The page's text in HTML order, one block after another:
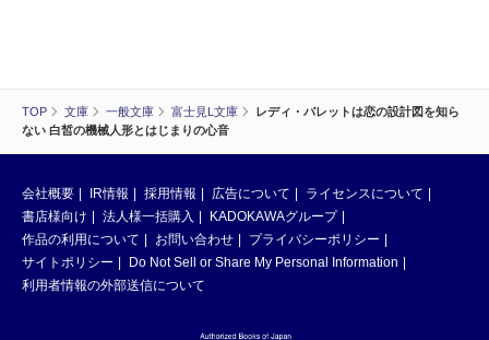
TOP 文庫 一般文庫 富士見L文庫
レディ・バレットは恋の設計図を知ら
ない 白皙の機械人形とはじまりの心音
会社概要 IR情報 採用情報 広告について
ライセンスについて
書店様向け
法人様一括購入
KADOKAWAグループ
作品の利用について
お問い合わせ
プライバシーポリシー
サイトポリシー
Do Not Sell or Share My Personal Information
利用者情報の外部送信について